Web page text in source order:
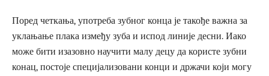
Поред четкања, употреба зубног конца је такође важна за
уклањање плака између зуба и испод линије десни. Иако
може бити изазовно научити малу децу да користе зубни
конац, постоје специјализовани конци и држачи који могу